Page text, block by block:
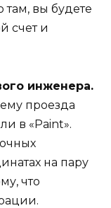
вы будете
счет и
инженера.
проезда
в «Paint».
на пару
что